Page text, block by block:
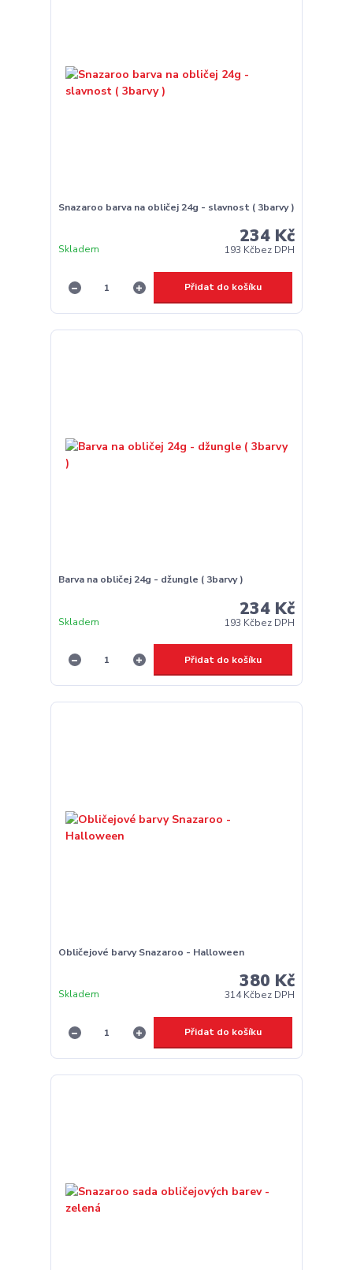
Snazaroo barva na obličej 24g - slavnost ( 3barvy )
234 Kč
193 Kčbez DPH
Skladem
Přidat do košíku
Barva na obličej 24g - džungle ( 3barvy )
234 Kč
193 Kčbez DPH
Skladem
Přidat do košíku
Obličejové barvy Snazaroo - Halloween
380 Kč
314 Kčbez DPH
Skladem
Přidat do košíku